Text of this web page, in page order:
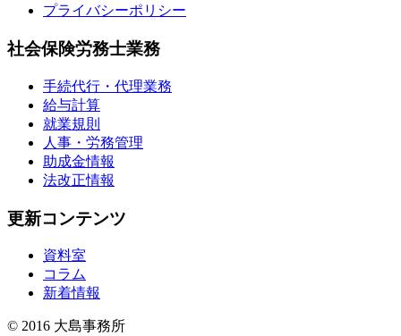
プライバシーポリシー
社会保険労務士業務
手続代行・代理業務
給与計算
就業規則
人事・労務管理
助成金情報
法改正情報
更新コンテンツ
資料室
コラム
新着情報
© 2016 大島事務所